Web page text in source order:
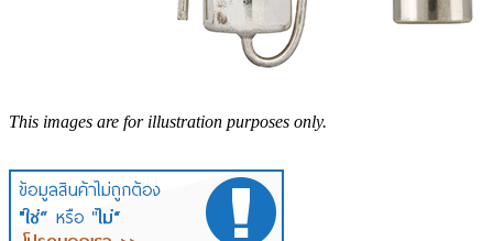
This images are for illustration purposes only.